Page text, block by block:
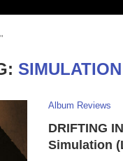
SIMULATION
Album Reviews
DRIFTING
Simulation